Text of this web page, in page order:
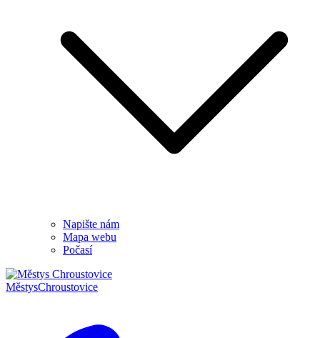
Napište nám
Mapa webu
Počasí
MěstysChroustovice